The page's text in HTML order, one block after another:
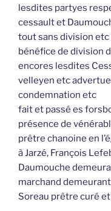
lesdites partyes
cessault et
tout sans division
bénéfice de division
encores lesdites
velleyen etc
condemnation etc
fait et passé es
présence de
prêtre chanoine en
à Jarzé, François
Daumouche
marchand
Soreau prêtre curé